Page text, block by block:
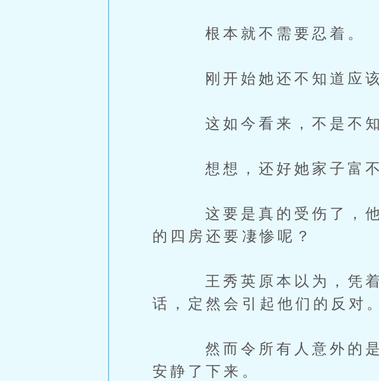
根本就不需要忍着。
刚开始她还不知道应该
这如今看来，不是不知
想想，还好她家子富不
这要是真的受伤了，他
的四房还要凄惨呢？
王秀英原本以为，凭着
话，定然会引起他们的反对。
然而令所有人意外的是
安静了下来。